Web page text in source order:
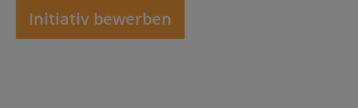
Initiativ bewerben